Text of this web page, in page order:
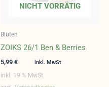
NICHT VORRÄTIG
Blüten
ZOIKS 26/1 Ben & Berries
5,99 € inkl. MwSt
inkl. 19 % MwSt.